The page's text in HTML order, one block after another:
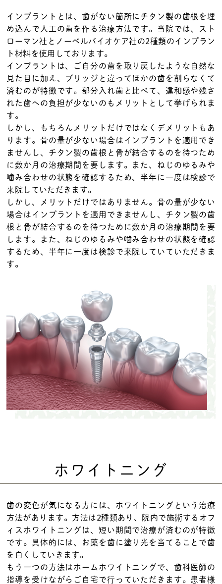
インプラントとは、歯がない箇所にチタン製の歯根を埋
め込んで人工の歯を作る治療方法です。当院では、スト
ローマン社とノーベルバイオケア社の2種類のインプラン
ト材料を使用しております。
インプラントは、ご自分の歯を取り戻したような自然な
見た目に加え、ブリッジと違ってほかの歯を削らなくて
済むのが特徴です。部分入れ歯と比べて、違和感や残さ
れた歯への負担が少ないのもメリットとして挙げられま
す。
しかし、もちろんメリットだけではなくデメリットもあ
ります。骨の量が少ない場合はインプラントを適用でき
ませんし、チタン製の歯根と骨が結合するのを待つため
に数か月の治療期間を要します。また、ねじのゆるみや
噛み合わせの状態を確認するため、半年に一度は検診で
来院していただきます。
しかし、メリットだけではありません。骨の量が少ない
場合はインプラントを適用できませんし、チタン製の歯
根と骨が結合するのを待つために数か月の治療期間を要
します。また、ねじのゆるみや噛み合わせの状態を確認
するため、半年に一度は検診で来院していていただきま
す。
ホワイトニング
歯の変色が気になる方には、ホワイトニングという治療
方法があります。方法は2種類あり、院内で施術するオフ
ィスホワイトニングは、短い期間で治療が済むのが特徴
です。具体的には、お薬を歯に塗り光を当てることで歯
を白くしていきます。
もう一つの方法はホームホワイトニングで、歯科医師の
指導を受けながらご自宅で行っていただきます。患者様